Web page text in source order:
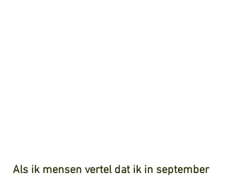
Als ik mensen vertel dat ik in september